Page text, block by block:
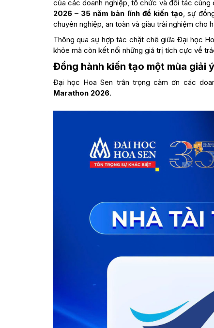
của các doanh nghiệp, tổ chức và đối tác cùng
2026 – 35 năm bản lĩnh để kiến tạo, sự
chuyên nghiệp, an toàn và giàu trải nghiệm cho
Thông qua sự hợp tác chặt chẽ giữa Đại học
khỏe mà còn kết nối những giá trị tích cực về
Đồng hành kiến tạo một mùa giải
Đại học Hoa Sen trân trọng cảm ơn các
Marathon 2026.